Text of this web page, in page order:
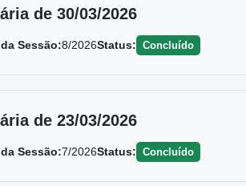
de 30/03/2026
da Sessão:8/2026Status: Concluído
de 23/03/2026
da Sessão:7/2026Status: Concluído